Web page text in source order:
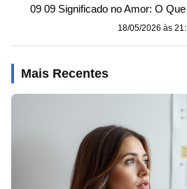
09 09 Significado no Amor: O
18/05/2026 às
Mais Recentes